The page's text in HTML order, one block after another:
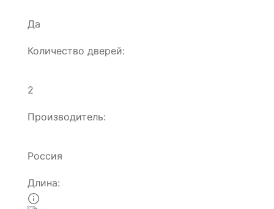
Да
Количество дверей:
2
Производитель:
Россия
Длина: